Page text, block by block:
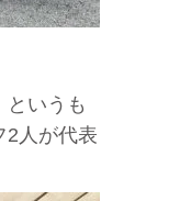
というも
2人が代表